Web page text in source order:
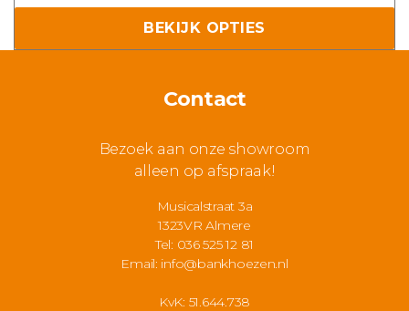
€ 34,95
BEKIJK OPTIES
Contact
Bezoek aan onze showroom
alleen op afspraak!
Musicalstraat 3a
1323VR Almere
Tel: 036 525 12 81
Email: info@bankhoezen.nl
KvK: 51.644.738